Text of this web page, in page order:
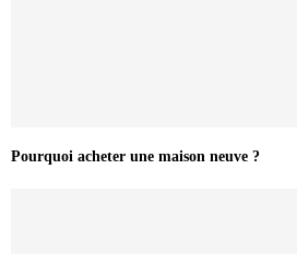
Pourquoi acheter une maison neuve ?